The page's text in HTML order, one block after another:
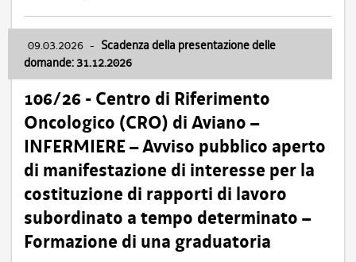
09.03.2026 - Scadenza della presentazione delle
domande: 31.12.2026
106/26 - Centro di Riferimento
Oncologico (CRO) di Aviano –
INFERMIERE – Avviso pubblico aperto
di manifestazione di interesse per la
costituzione di rapporti di lavoro
subordinato a tempo determinato –
Formazione di una graduatoria